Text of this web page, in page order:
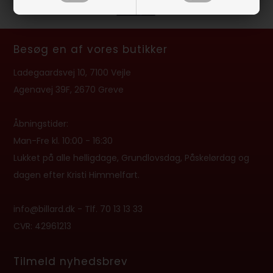
Besøg en af vores butikker
Ladegaardsvej 10, 7100 Vejle
Agenavej 39F, 2670 Greve
Åbningstider:
Man-Fre kl. 10:00 - 16:30
Lukket på alle helligdage, Grundlovsdag, Påskelørdag og
dagen efter Kristi Himmelfart.
info@billard.dk - Tlf. 70 13 13 33
CVR: 42961213
Tilmeld nyhedsbrev